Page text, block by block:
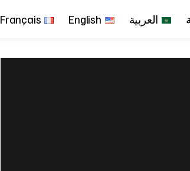
العربية English
Français